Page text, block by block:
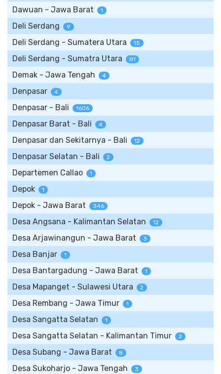
Dawuan - Jawa Barat 1
Deli Serdang 9
Deli Serdang - Sumatera Utara 15
Deli Serdang - Sumatra Utara 81
Demak - Jawa Tengah 4
Denpasar 4
Denpasar - Bali 1606
Denpasar Barat - Bali 4
Denpasar dan Sekitarnya - Bali 12
Denpasar Selatan - Bali 2
Departemen Callao 1
Depok 1
Depok - Jawa Barat 346
Desa Angsana - Kalimantan Selatan 12
Desa Arjawinangun - Jawa Barat 3
Desa Banjar 1
Desa Bantargadung - Jawa Barat 1
Desa Mapanget - Sulawesi Utara 2
Desa Rembang - Jawa Timur 1
Desa Sangatta Selatan 1
Desa Sangatta Selatan - Kalimantan Timur 2
Desa Subang - Jawa Barat 8
Desa Sukoharjo - Jawa Tengah 3